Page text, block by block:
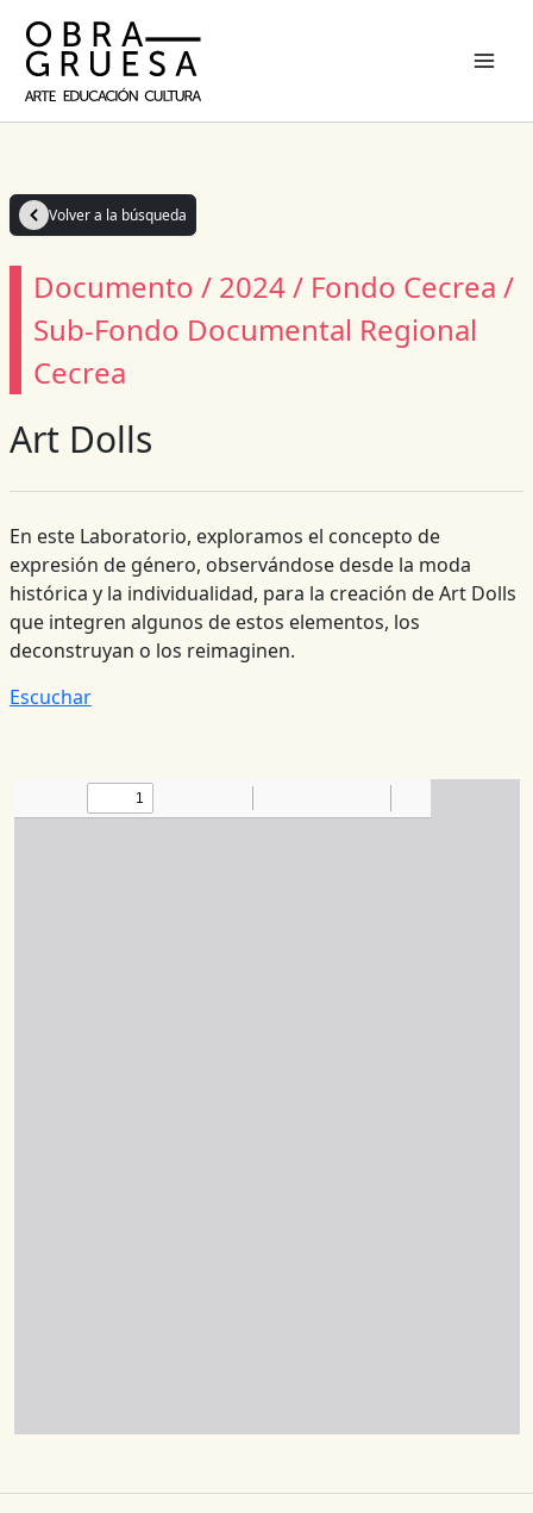
contenido
Volver a la búsqueda
Documento / 2024 / Fondo Cecrea /
Sub-Fondo Documental Regional
Cecrea
Art Dolls
En este Laboratorio, exploramos el concepto de
expresión de género, observándose desde la moda
histórica y la individualidad, para la creación deArt Dolls
que integren algunos de estos elementos, los
deconstruyan o los reimaginen.
Escuchar